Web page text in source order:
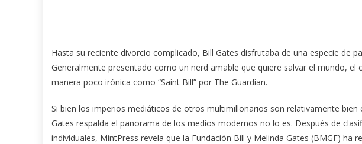
Hasta su reciente divorcio complicado, Bill Gates disfrutaba de una especie de
Generalmente presentado como un nerd amable que quiere salvar el mundo,
manera poco irónica como “Saint Bill” por The Guardian.
Si bien los imperios mediáticos de otros multimillonarios son relativamente
Gates respalda el panorama de los medios modernos no lo es. Después de
individuales, MintPress revela que la Fundación Bill y Melinda Gates (BMGF) ha